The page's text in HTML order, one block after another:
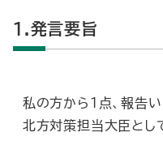
1.発言要旨
私の方から１点、報告い
北方対策担当大臣とし